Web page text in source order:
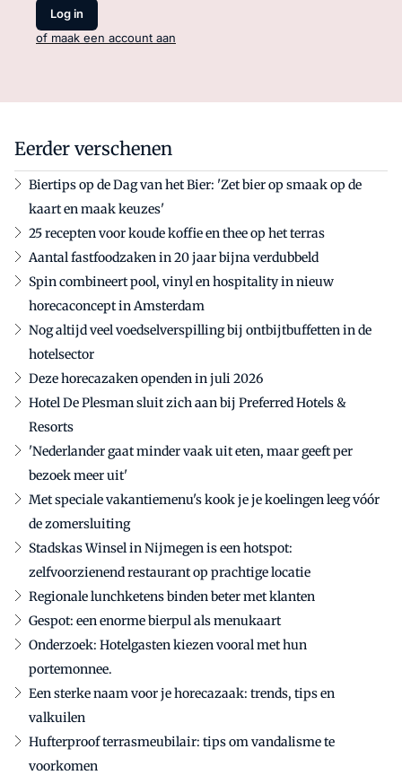
Log in
of maak een account aan
Eerder verschenen
Biertips op de Dag van het Bier: 'Zet bier op smaak op de
kaart en maak keuzes'
25 recepten voor koude koffie en thee op het terras
Aantal fastfoodzaken in 20 jaar bijna verdubbeld
Spin combineert pool, vinyl en hospitality in nieuw
horecaconcept in Amsterdam
Nog altijd veel voedselverspilling bij ontbijtbuffetten in de
hotelsector
Deze horecazaken openden in juli 2026
Hotel De Plesman sluit zich aan bij Preferred Hotels &
Resorts
'Nederlander gaat minder vaak uit eten, maar geeft per
bezoek meer uit'
Met speciale vakantiemenu's kook je je koelingen leeg vóór
de zomersluiting
Stadskas Winsel in Nijmegen is een hotspot:
zelfvoorzienend restaurant op prachtige locatie
Regionale lunchketens binden beter met klanten
Gespot: een enorme bierpul als menukaart
Onderzoek: Hotelgasten kiezen vooral met hun
portemonnee.
Een sterke naam voor je horecazaak: trends, tips en
valkuilen
Hufterproof terrasmeubilair: tips om vandalisme te
voorkomen